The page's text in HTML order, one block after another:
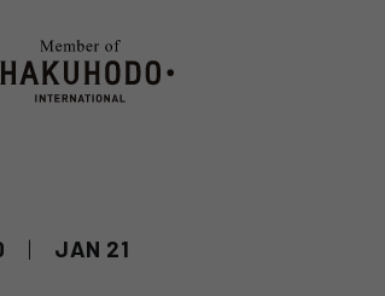
| JAN 21